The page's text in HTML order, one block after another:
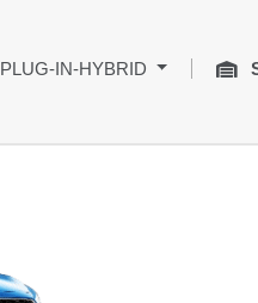
PLUG-IN-HYBRID